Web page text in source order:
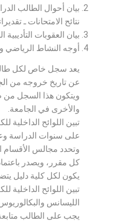
بيان أحوال الطالب
نتائح الامتحانات ـ
بيان العقوبات التأديبية
أوجه النشاط الرياضي
يعد سجل خاص لكل
عن تاريخ خروجه من
ويتكون هذا السجل من
والأخرى في الجامعة.
تبين اللوائح الداخلية
على سنوات الدراسة
وتحدد مجالس
كل مقرر، ويصدر
يكون لكل كلية دليل
تبين اللوائح الداخلية
الليسانس
يجب على الطالب